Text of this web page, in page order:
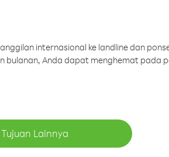
internasional ke landline dan
Anda dapat menghemat pada
Lainnya